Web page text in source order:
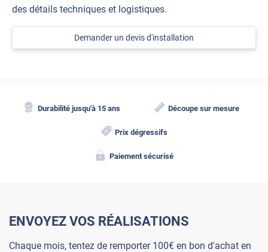
des détails techniques et logistiques.
Demander un devis d'installation
Durabilité jusqu'à 15 ans Découpe sur mesure
Prix dégressifs
Paiement sécurisé
ENVOYEZ VOS RÉALISATIONS
Chaque mois, tentez de remporter 100€ en bon d'achat en